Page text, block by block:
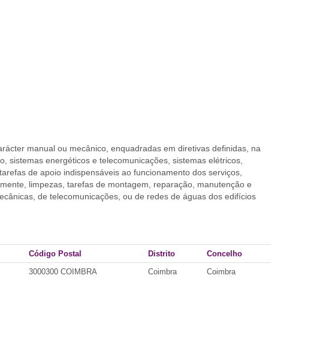
manual ou mecânico, enquadradas em diretivas definidas, na
sistemas energéticos e telecomunicações, sistemas elétricos,
de apoio indispensáveis ao funcionamento dos serviços,
limpezas, tarefas de montagem, reparação, manutenção e
de telecomunicações, ou de redes de águas dos edifícios
Código Postal Distrito
Concelho
3000300 COIMBRA Coimbra Coimbra